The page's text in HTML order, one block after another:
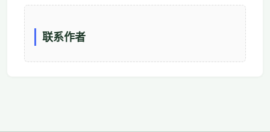
联系作者